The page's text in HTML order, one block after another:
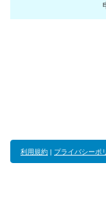
利用規約 | プライバシーポ